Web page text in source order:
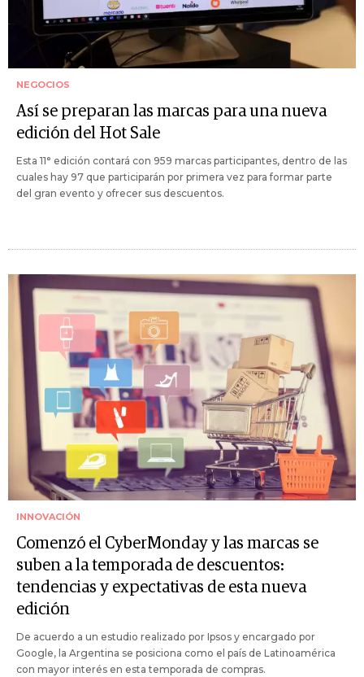
NEGOCIOS
Así se preparan las marcas para una nueva
edición del Hot Sale
Esta 11° edición contará con 959 marcas participantes, dentro de las
cuales hay 97 que participarán por primera vez para formar parte
del gran evento y ofrecer sus descuentos.
INNOVACIÓN
Comenzó el CyberMonday y las marcas se
suben a la temporada de descuentos:
tendencias y expectativas de esta nueva
edición
De acuerdo a un estudio realizado por Ipsos y encargado por
Google, la Argentina se posiciona como el país de Latinoamérica
con mayor interés en esta temporada de compras.